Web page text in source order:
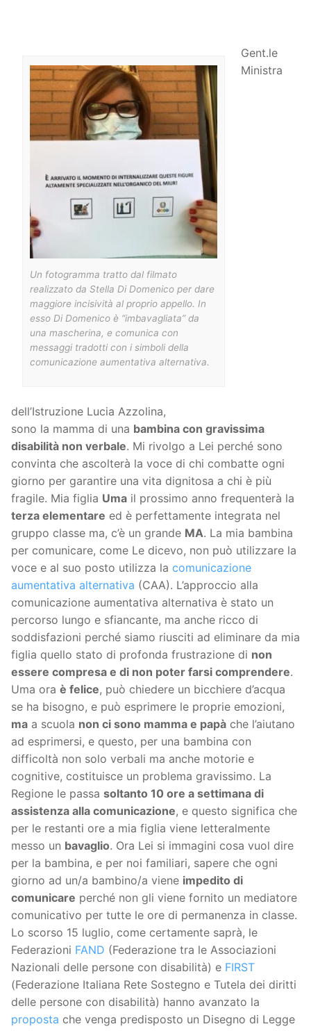
Un fotogramma tratto dal filmato
realizzato da Stella Di Domenico per dare
maggiore incisività al proprio appello. In
esso Di Domenico è “imbavagliata” da
una mascherina, e comunica con
messaggi tradotti con i simboli della
comunicazione aumentativa alternativa.
Gent.le
Ministra
dell’Istruzione Lucia Azzolina,
sono la mamma di una bambina con gravissima
disabilità non verbale. Mi rivolgo a Lei perché sono
convinta che ascolterà la voce di chi combatte ogni
giorno per garantire una vita dignitosa a chi è più
fragile. Mia figlia Uma il prossimo anno frequenterà la
terza elementare ed è perfettamente integrata nel
gruppo classe ma, c’è un grande MA. La mia bambina
per comunicare, come Le dicevo, non può utilizzare la
voce e al suo posto utilizza la comunicazione
aumentativa alternativa (CAA). L’approccio alla
comunicazione aumentativa alternativa è stato un
percorso lungo e sfiancante, ma anche ricco di
soddisfazioni perché siamo riusciti ad eliminare da mia
figlia quello stato di profonda frustrazione di non
essere compresa e di non poter farsi comprendere.
Uma ora è felice, può chiedere un bicchiere d’acqua
se ha bisogno, e può esprimere le proprie emozioni,
ma a scuola non ci sono mamma e papà che l’aiutano
ad esprimersi, e questo, per una bambina con
difficoltà non solo verbali ma anche motorie e
cognitive, costituisce un problema gravissimo. La
Regione le passa soltanto 10 ore a settimana di
assistenza alla comunicazione, e questo significa che
per le restanti ore a mia figlia viene letteralmente
messo un bavaglio. Ora Lei si immagini cosa vuol dire
per la bambina, e per noi familiari, sapere che ogni
giorno ad un/a bambino/a viene impedito di
comunicare perché non gli viene fornito un mediatore
comunicativo per tutte le ore di permanenza in classe.
Lo scorso 15 luglio, come certamente saprà, le
Federazioni FAND (Federazione tra le Associazioni
Nazionali delle persone con disabilità) e FIRST
(Federazione Italiana Rete Sostegno e Tutela dei diritti
delle persone con disabilità) hanno avanzato la
proposta che venga predisposto un Disegno di Legge